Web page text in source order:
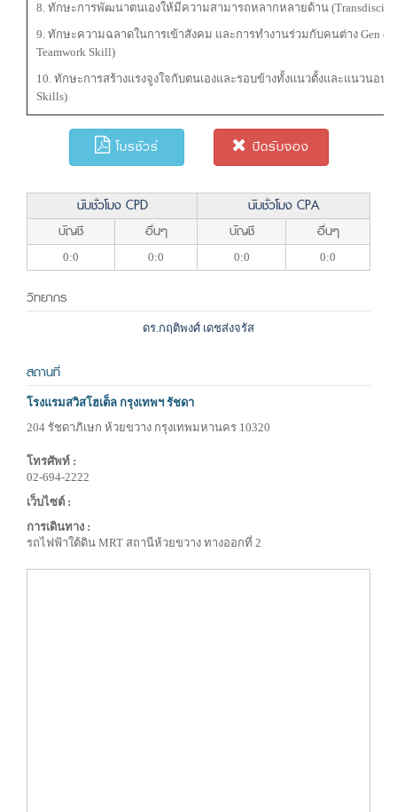
8. ทักษะการพัฒนาตนเองให้มีความสามารถหลากหลายด้าน
9. ทักษะความฉลาดในการเข้าสังคม และการทำงานร่วมกับคนต่าง Gen
Teamwork Skill)
10. ทักษะการสร้างแรงจูงใจกับตนเองและรอบข้างทั้งแนวตั้งและแนวนอน
Skills)
โบรชัวร์ ปิดรับจอง
นับชั่วโมง CPD
นับชั่วโมง CPA
บัญชี
อื่นๆ บัญชี อื่นๆ
0:0 0:0 0:0 0:0
วิทยากร
ดร.กฤติพงศ์ เดชส่งจรัส
สถานที่
โรงแรมสวิสโฮเต็ล กรุงเทพฯ รัชดา
204 รัชดาภิเษก ห้วยขวาง กรุงเทพมหานคร 10320
โทรศัพท์ :
02-694-2222
เว็บไซต์ :
การเดินทาง :
รถไฟฟ้าใต้ดิน MRT สถานีห้วยขวาง ทางออกที่ 2